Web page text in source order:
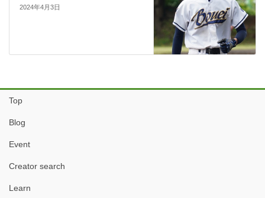
2024年4月3日
Top
Blog
Event
Creator search
Learn